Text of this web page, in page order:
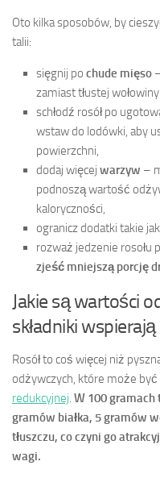
Oto kilka sposobów, by
talii:
sięgnij po chude mięso
zamiast tłustej
schłodź rosół po
wstaw do lodówki, aby
powierzchni,
dodaj więcej warzyw –
podnoszą wartość
kaloryczności,
ogranicz dodatki takie jak
rozważ jedzenie rosołu
zjeść mniejszą porcję
Jakie są wartości
składniki
Rosół to coś więcej niż
odżywczych, które może
redukcyjnej. W 100 gramach
gramów białka, 5 gramów
tłuszczu, co czyni go
wagi.